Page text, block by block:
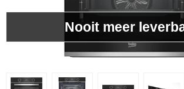
Nooit meer